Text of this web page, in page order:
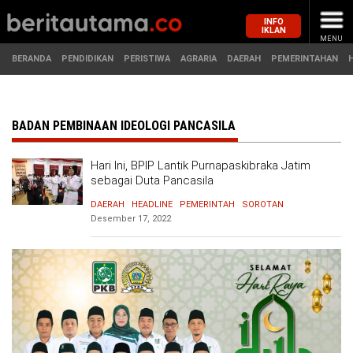
MASUK
BERANDA
AGRARIA
DAERAH
PEMERINTAHAN
PENDIDIKAN
EKONOMI
OLAHRAGA
PENDIDIKAN
INFO
IKLAN
MENU
BERANDA PENDIDIKAN PERISTIWA AGRARIA DAERAH PEMERINTAHAN
BADAN PEMBINAAN IDEOLOGI PANCASILA
Hari Ini, BPIP Lantik Purnapaskibraka Jatim
sebagai Duta Pancasila
DAERAH HEADLINE PEMERINTAH
SOROTAN
Desember 17, 2022